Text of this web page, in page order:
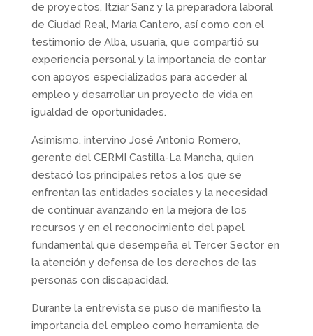
de proyectos, Itziar Sanz y la preparadora laboral
de Ciudad Real, María Cantero, así como con el
testimonio de Alba, usuaria, que compartió su
experiencia personal y la importancia de contar
con apoyos especializados para acceder al
empleo y desarrollar un proyecto de vida en
igualdad de oportunidades.
Asimismo, intervino José Antonio Romero,
gerente del CERMI Castilla-La Mancha, quien
destacó los principales retos a los que se
enfrentan las entidades sociales y la necesidad
de continuar avanzando en la mejora de los
recursos y en el reconocimiento del papel
fundamental que desempeña el Tercer Sector en
la atención y defensa de los derechos de las
personas con discapacidad.
Durante la entrevista se puso de manifiesto la
importancia del empleo como herramienta de